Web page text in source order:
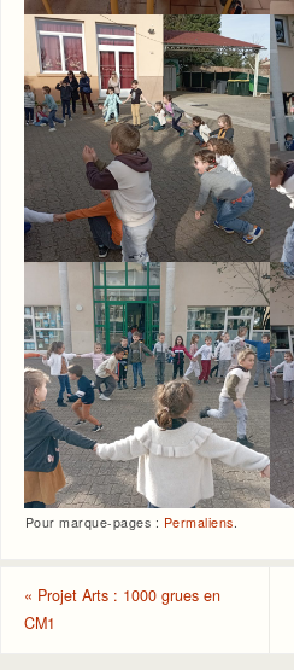
Pour marque-pages : Permaliens
« Projet Arts : 1000 grues en
CM1